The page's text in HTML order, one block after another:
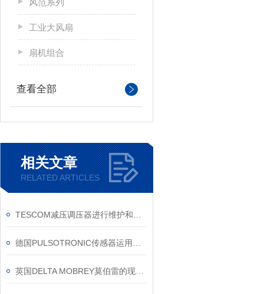
风范系列
工业大风扇
扇机组合
查看全部
相关文章
RELATED ARTICLES